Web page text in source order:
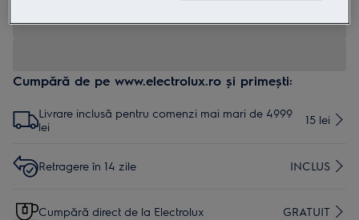
Cumpără de pe www.electrolux.ro și primești:
Livrare inclusă pentru comenzi mai mari de 4999
lei
15 lei
Retragere în 14 zile INCLUS
Cumpără direct de la Electrolux GRATUIT